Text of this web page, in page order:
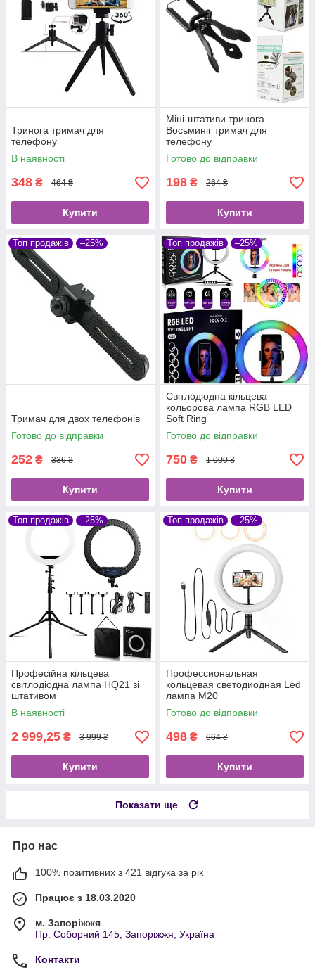
Тринога тримач для
телефону
В наявності
348 ₴ 464 ₴
Купити
Міні-штативи тринога
Восьминіг тримач для
телефону
Готово до відправки
198 ₴ 264 ₴
Купити
Топ продажів –25%
Тримач для двох телефонів
Готово до відправки
252 ₴ 336 ₴
Купити
Топ продажів –25%
Світлодіодна кільцева
кольорова лампа RGB LED
Soft Ring
Готово до відправки
750 ₴ 1 000 ₴
Купити
Топ продажів –25%
Професійна кільцева
світлодіодна лампа HQ21 зі
штативом
В наявності
2 999,25 ₴ 3 999 ₴
Купити
Топ продажів –25%
Профессиональная
кольцевая светодиодная Led
лампа M20
Готово до відправки
498 ₴ 664 ₴
Купити
Показати ще
Про нас
100% позитивних з 421 відгука за рік
Працює з 18.03.2020
м. Запоріжжя
Пр. Соборний 145, Запоріжжя, Україна
Контакти